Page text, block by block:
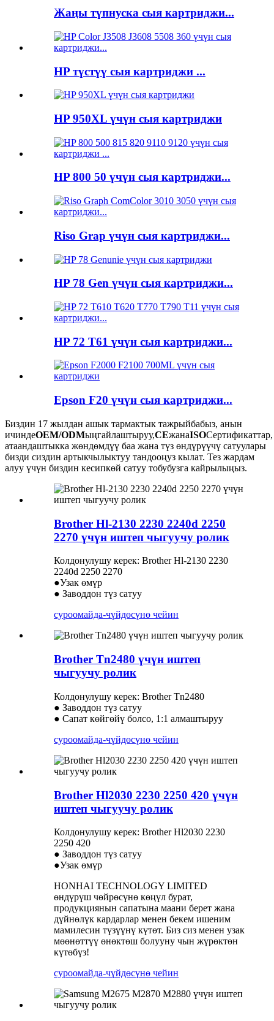
Жаңы түпнуска сыя картриджи...
HP түстүү сыя картриджи ...
HP 950XL үчүн сыя картриджи
HP 800 50 үчүн сыя картриджи...
Riso Grap үчүн сыя картриджи...
HP 78 Gen үчүн сыя картриджи...
HP 72 T61 үчүн сыя картриджи...
Epson F20 үчүн сыя картриджи...
Биздин 17 жылдан ашык тармактык тажрыйбабыз, анын
ичиндеOEM/ODMыңгайлаштыруу,CEжанаISOСертификаттар,
атаандаштыкка жөндөмдүү баа жана түз өндүрүүчү сатуулары
бизди сиздин артыкчылыктуу тандооңуз кылат. Тез жардам
алуу үчүн биздин кесипкөй сатуу тобубузга кайрылыңыз.
Brother Hl-2130 2230 2240d 2250
2270 үчүн иштеп чыгуучу ролик
Колдонулушу керек: Brother Hl-2130 2230
2240d 2250 2270
●Узак өмүр
● Заводдон түз сатуу
суроомайда-чүйдөсүнө чейин
Brother Tn2480 үчүн иштеп
чыгуучу ролик
Колдонулушу керек: Brother Tn2480
● Заводдон түз сатуу
● Сапат көйгөйү болсо, 1:1 алмаштыруу
суроомайда-чүйдөсүнө чейин
Brother Hl2030 2230 2250 420 үчүн
иштеп чыгуучу ролик
Колдонулушу керек: Brother Hl2030 2230
2250 420
● Заводдон түз сатуу
●Узак өмүр
HONHAI TECHNOLOGY LIMITED
өндүрүш чөйрөсүнө көңүл бурат,
продукциянын сапатына маани берет жана
дүйнөлүк кардарлар менен бекем ишеним
мамилесин түзүүнү күтөт. Биз сиз менен узак
мөөнөттүү өнөктөш болууну чын жүрөктөн
күтөбүз!
суроомайда-чүйдөсүнө чейин